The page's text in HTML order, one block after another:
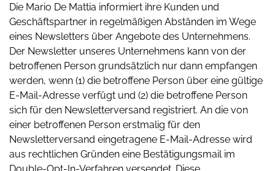
Die Mario De Mattia informiert ihre Kunden und
Geschäftspartner in regelmäßigen Abständen im Wege
eines Newsletters über Angebote des Unternehmens.
Der Newsletter unseres Unternehmens kann von der
betroffenen Person grundsätzlich nur dann empfangen
werden, wenn (1) die betroffene Person über eine gültige
E-Mail-Adresse verfügt und (2) die betroffene Person
sich für den Newsletterversand registriert. An die von
einer betroffenen Person erstmalig für den
Newsletterversand eingetragene E-Mail-Adresse wird
aus rechtlichen Gründen eine Bestätigungsmail im
Double-Opt-In-Verfahren versendet. Diese